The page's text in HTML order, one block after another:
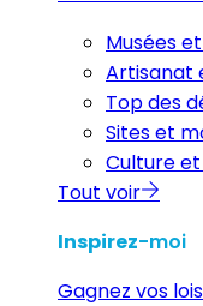
Musées
Artisanat
Top des
Sites et
Culture
Tout voir
Inspirez-moi
Gagnez vos